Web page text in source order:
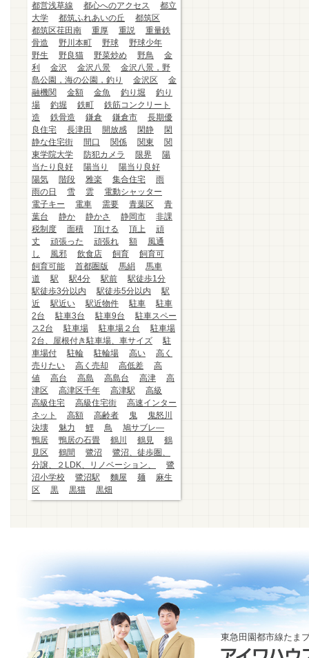
都営浅草線
都心へのアクセス
都立
大学
都筑ふれあいの丘
都筑区
都筑区荏田南
重厚 重説
重量鉄
骨造
野川本町 野球
野球少年
野生
野良猫 野菜炒め 野鳥
金
利
金沢 金沢八景
金沢八景，野
島公園，海の公園，釣り
金沢区
金
融機関
金額 金魚 釣り堀
釣り
場
釣堀 鉄町
鉄筋コンクリート
造
鉄骨造 鎌倉 鎌倉市
長期優
良住宅
長津田 開放感 閑静
閑
静な住宅街
間口 関係 関東
関
東学院大学
防犯カメラ 限界
陽
当たり良好
陽当り
陽当り良好
陽気
階段 雅楽 集合住宅
雨
雨の日
雪 雲
電動シャッター
電子キー
電車 需要 青葉区
青
葉台
静か 静かさ 静岡市
非課
税制度
面積 頂ける 頂上
頑
丈
頑張った 頑張れ 額
風通
し
風邪 飲食店 飼育
飼育可
飼育可能
首都圏版 馬絹
馬車
道
駅 駅4分 駅前
駅徒歩1分
駅徒歩3分以内
駅徒歩5分以内
駅
近
駅近い 駅近物件 駐車
駐車
2台
駐車3台 駐車9台
駐車スペー
ス2台
駐車場 駐車場２台
駐車場
2台、屋根付き駐車場、車サイズ
駐
車場付
駐輪 駐輪場 高い
高く
売りたい
高く売却 高低差
高
値
高台 高島 高島台 高津
高
津区
高津区千年 高津駅
高級
高級住宅
高級住宅街
高速インター
ネット
高額 高齢者 鬼
鬼怒川
決壊
魅力 鯉 鳥
鳩サブレ―
鴨居
鴨居の石畳 鶴川 鶴見
鶴
見区
鶴間 鷺沼
鷺沼、徒歩圏、
分譲、２LDK、リノベーション、
鷺
沼小学校
鷺沼駅 麵屋 麺
麻生
区
黒 黒猫 黒畑
東急田園都市線たま